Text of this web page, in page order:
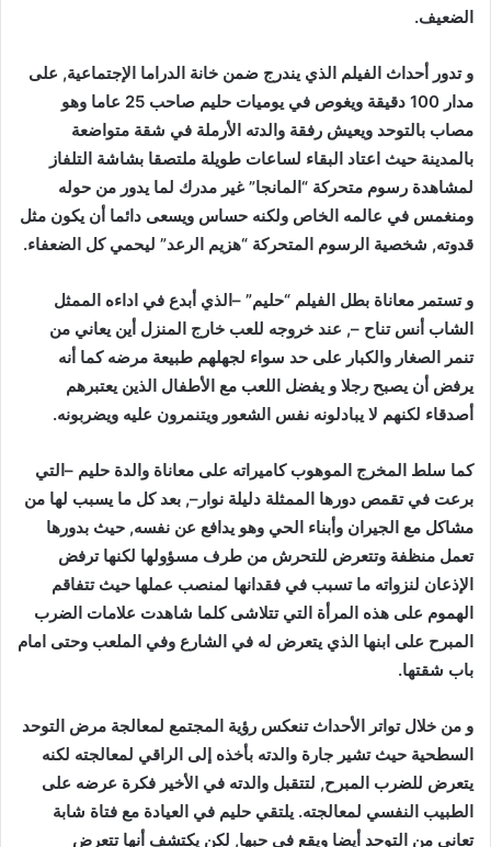
الضعيف.
و تدور أحداث الفيلم الذي يندرج ضمن خانة الدراما الإجتماعية, على
مدار 100 دقيقة ويغوص في يوميات حليم صاحب 25 عاما وهو
مصاب بالتوحد ويعيش رفقة والدته الأرملة في شقة متواضعة
بالمدينة حيث اعتاد البقاء لساعات طويلة ملتصقا بشاشة التلفاز
لمشاهدة رسوم متحركة “المانجا” غير مدرك لما يدور من حوله
ومنغمس في عالمه الخاص ولكنه حساس ويسعى دائما أن يكون مثل
قدوته, شخصية الرسوم المتحركة “هزيم الرعد” ليحمي كل الضعفاء.
و تستمر معاناة بطل الفيلم “حليم” –الذي أبدع في اداءه الممثل
الشاب أنس تناح –, عند خروجه للعب خارج المنزل أين يعاني من
تنمر الصغار والكبار على حد سواء لجهلهم طبيعة مرضه كما أنه
يرفض أن يصبح رجلا و يفضل اللعب مع الأطفال الذين يعتبرهم
أصدقاء لكنهم لا يبادلونه نفس الشعور ويتنمرون عليه ويضربونه.
كما سلط المخرج الموهوب كاميراته على معاناة والدة حليم –التي
برعت في تقمص دورها الممثلة دليلة نوار–, بعد كل ما يسبب لها من
مشاكل مع الجيران وأبناء الحي وهو يدافع عن نفسه, حيث بدورها
تعمل منظفة وتتعرض للتحرش من طرف مسؤولها لكنها ترفض
الإذعان لنزواته ما تسبب في فقدانها لمنصب عملها حيث تتفاقم
الهموم على هذه المرأة التي تتلاشى كلما شاهدت علامات الضرب
المبرح على ابنها الذي يتعرض له في الشارع وفي الملعب وحتى امام
باب شقتها.
و من خلال تواتر الأحداث تنعكس رؤية المجتمع لمعالجة مرض التوحد
السطحية حيث تشير جارة والدته بأخذه إلى الراقي لمعالجته لكنه
يتعرض للضرب المبرح, لتتقبل والدته في الأخير فكرة عرضه على
الطبيب النفسي لمعالجته. يلتقي حليم في العيادة مع فتاة شابة
تعاني من التوحد أيضا ويقع في حبها, لكن يكتشف أنها تتعرض